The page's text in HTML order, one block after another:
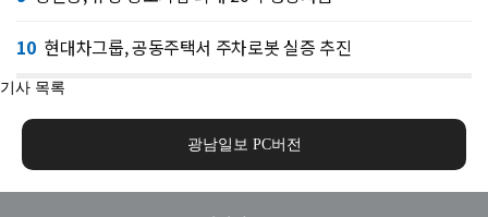
10 현대차그룹, 공동주택서 주차로봇 실증 추진
기사 목록
광남일보 PC버전